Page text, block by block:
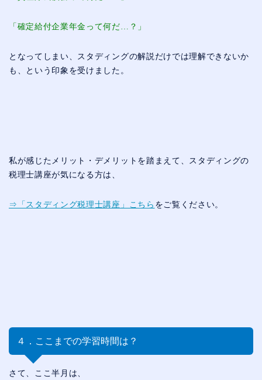
「確定給付企業年金って何だ…？」
となってしまい、スタディングの解説だけでは理解できないか
も、という印象を受けました。
私が感じたメリット・デメリットを踏まえて、スタディングの
税理士講座が気になる方は、
⇒「スタディング税理士講座」こちら をご覧ください。
４．ここまでの学習時間は？
さて、ここ半月は、